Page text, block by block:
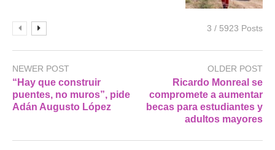
3 / 5923 Posts
NEWER POST
“Hay que construir
puentes, no muros”, pide
Adán Augusto López
OLDER POST
Ricardo Monreal se
compromete a aumentar
becas para estudiantes y
adultos mayores